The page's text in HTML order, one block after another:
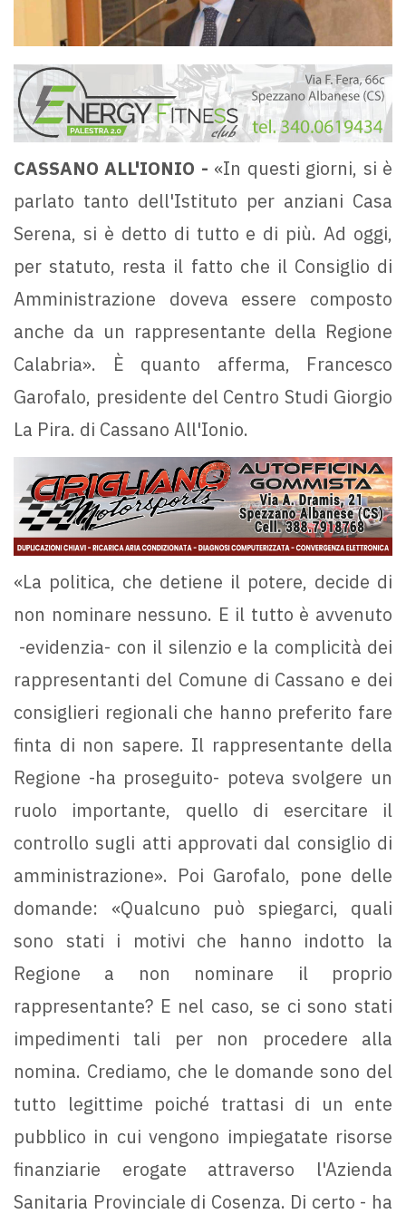
CASSANO ALL'IONIO - «In questi giorni, si è
parlato tanto dell'Istituto per anziani Casa
Serena, si è detto di tutto e di più. Ad oggi,
per statuto, resta il fatto che il Consiglio di
Amministrazione doveva essere composto
anche da un rappresentante della Regione
Calabria». È quanto afferma, Francesco
Garofalo, presidente del Centro Studi Giorgio
La Pira. di Cassano All'Ionio.
«La politica, che detiene il potere, decide di
non nominare nessuno. E il tutto è avvenuto
-evidenzia- con il silenzio e la complicità dei
rappresentanti del Comune di Cassano e dei
consiglieri regionali che hanno preferito fare
finta di non sapere. Il rappresentante della
Regione -ha proseguito- poteva svolgere un
ruolo importante, quello di esercitare il
controllo sugli atti approvati dal consiglio di
amministrazione». Poi Garofalo, pone delle
domande: «Qualcuno può spiegarci, quali
sono stati i motivi che hanno indotto la
Regione a non nominare il proprio
rappresentante? E nel caso, se ci sono stati
impedimenti tali per non procedere alla
nomina. Crediamo, che le domande sono del
tutto legittime poiché trattasi di un ente
pubblico in cui vengono impiegatate risorse
finanziarie erogate attraverso l'Azienda
Sanitaria Provinciale di Cosenza. Di certo - ha